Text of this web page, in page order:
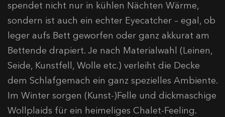
spendet nicht nur in kühlen Nächten Wärme,
sondern ist auch ein echter Eyecatcher – egal, ob
leger aufs Bett geworfen oder ganz akkurat am
Bettende drapiert. Je nach Materialwahl (Leinen,
Seide, Kunstfell, Wolle etc.) verleiht die Decke
dem Schlafgemach ein ganz spezielles Ambiente.
Im Winter sorgen (Kunst-)Felle und dickmaschige
Wollplaids für ein heimeliges Chalet-Feeling.